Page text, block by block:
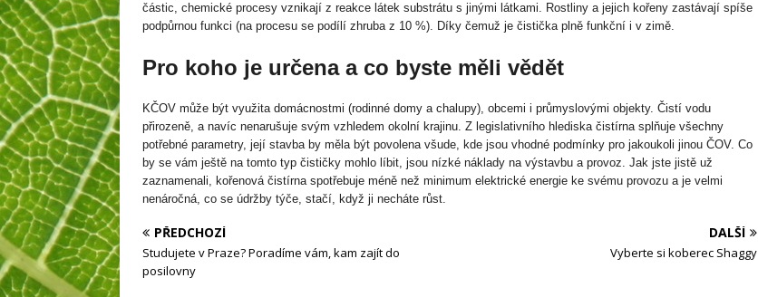
částic, chemické procesy vznikají z reakce látek substrátu s jinými látkami. Rostliny a jejich kořeny zastávají spíše
podpůrnou funkci (na procesu se podílí zhruba z 10 %). Díky čemuž je čistička plně funkční i v zimě.
Pro koho je určena a co byste měli vědět
KČOV může být využita domácnostmi (rodinné domy a chalupy), obcemi i průmyslovými objekty. Čistí vodu
přirozeně, a navíc nenarušuje svým vzhledem okolní krajinu. Z legislativního hlediska čistírna splňuje všechny
potřebné parametry, její stavba by měla být povolena všude, kde jsou vhodné podmínky pro jakoukoli jinou ČOV. Co
by se vám ještě na tomto typ čističky mohlo líbit, jsou nízké náklady na výstavbu a provoz. Jak jste jistě už
zaznamenali, kořenová čistírna spotřebuje méně než minimum elektrické energie ke svému provozu a je velmi
nenáročná, co se údržby týče, stačí, když ji necháte růst.
PŘEDCHOZÍ
Studujete v Praze? Poradíme vám, kam zajít do
posilovny
DALŠÍ
Vyberte si koberec Shaggy